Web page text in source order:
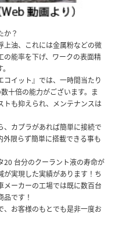
か？
上油、これには金属粉などの微
の能率を下げ、ワークの表面精
イット』では、一時間当たり
十倍の能力がございます。ま
トも抑えられ、メンテナンスは
、カプラがあれば簡単に接続で
外限らず簡単に搭載できる事も
20 台分のクーラント液の寿命が
実現した実績があります！ち
メーカーの工場では既に数百台
です！
、お客様のもとでも是非一度お